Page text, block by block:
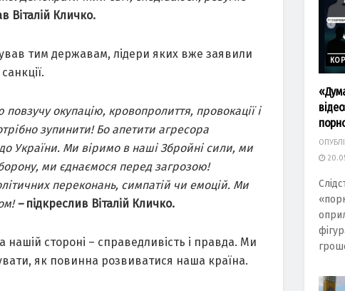
Віталій Кличко.
тим державам, лідери яких вже заявили
окупацію, кровопролиття, провокації і
зупинити! Бо апетити агресора
України. Ми віримо в наші Збройні сили, ми
ми єднаємося перед загрозою!
переконань, симпатій чи емоцій. Ми
–підкреслив Віталій Кличко.
стороні – справедливість і правда. Ми
як повинна розвиватися наша країна.